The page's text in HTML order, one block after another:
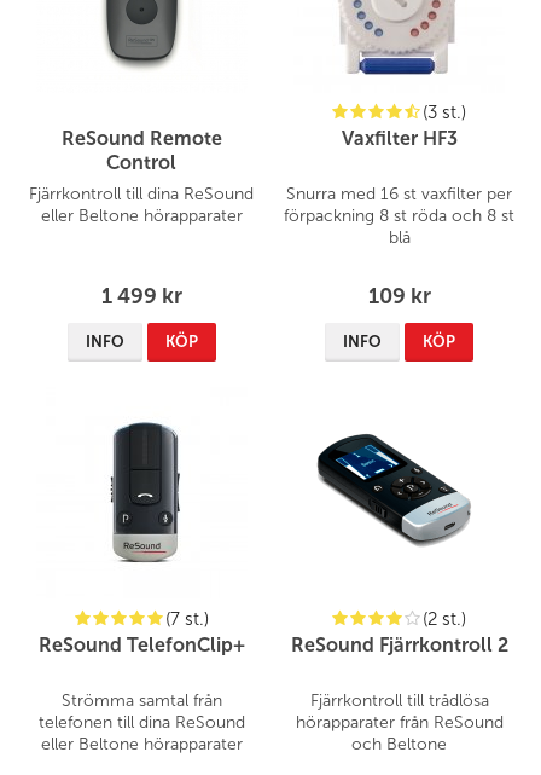
ReSound Remote
Control
Fjärrkontroll till dina ReSound
eller Beltone hörapparater
1 499 kr
INFO KÖP
(3 st.)
Vaxfilter HF3
Snurra med 16 st vaxfilter per
förpackning 8 st röda och 8 st
blå
109 kr
INFO KÖP
(7 st.)
ReSound TelefonClip+
Strömma samtal från
telefonen till dina ReSound
eller Beltone hörapparater
(2 st.)
ReSound Fjärrkontroll 2
Fjärrkontroll till trådlösa
hörapparater från ReSound
och Beltone